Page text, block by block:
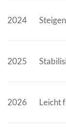
2024
2025
2026 Leicht